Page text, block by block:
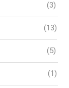
(3)
(13)
(5)
(1)